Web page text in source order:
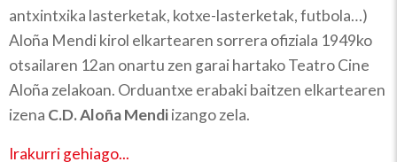
antxintxika lasterketak, kotxe-lasterketak, futbola…)
Aloña Mendi kirol elkartearen sorrera ofiziala 1949ko
otsailaren 12an onartu zen garai hartako Teatro Cine
Aloña zelakoan. Orduantxe erabaki baitzen elkartearen
izena C.D. Aloña Mendiizango zela.
Irakurri gehiago...